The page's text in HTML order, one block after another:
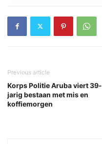
Previous article
Korps Politie Aruba viert 39-
jarig bestaan met mis en
koffiemorgen